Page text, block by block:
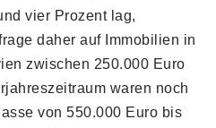
vier Prozent lag,
daher auf Immobilien in
zwischen 250.000 Euro
waren noch
von 550.000 Euro bis